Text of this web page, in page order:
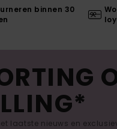
binnen 30
laatste nieuws en